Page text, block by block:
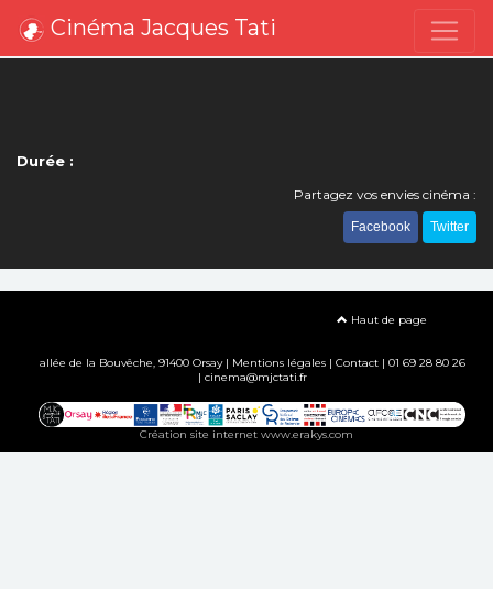
Cinéma Jacques Tati
Durée :
Partagez vos envies cinéma :
Facebook Twitter
Haut de page
allée de la Bouvêche, 91400 Orsay | Mentions légales| Contact| 01 69 28 80 26
| cinema@mjctati.fr
Création site internet www.erakys.com